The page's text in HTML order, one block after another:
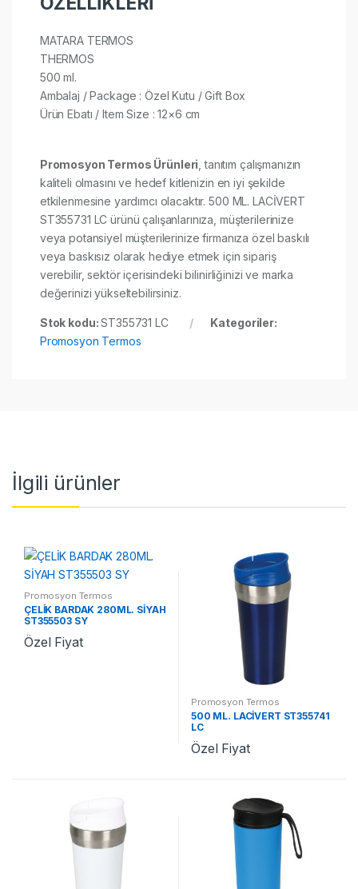
MATARA TERMOS
THERMOS
500 ml.
Ambalaj / Package : Özel Kutu / Gift Box
Ürün Ebatı / Item Size : 12×6 cm​​
Promosyon Termos Ürünleri , tanıtım çalışmanızın
kaliteli olmasını ve hedef kitlenizin en iyi şekilde
etkilenmesine yardımcı olacaktır. 500 ML. LACİVERT
ST355731 LC ürünü çalışanlarınıza, müşterilerinize
veya potansiyel müşterilerinize firmanıza özel baskılı
veya baskısız olarak hediye etmek için sipariş
verebilir, sektör içerisindeki bilinirliğinizi ve marka
değerinizi yükseltebilirsiniz.
Stok kodu:ST355731 LC
Kategoriler:
Promosyon Termos
İlgili ürünler
Promosyon Termos
ÇELİK BARDAK 280ML. SİYAH
ST355503 SY
Özel Fiyat
Promosyon Termos
500 ML. LACİVERT ST355741
LC
Özel Fiyat